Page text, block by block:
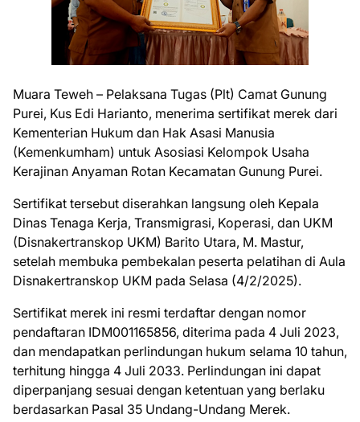
Muara Teweh – Pelaksana Tugas (Plt) Camat Gunung
Purei, Kus Edi Harianto, menerima sertifikat merek dari
Kementerian Hukum dan Hak Asasi Manusia
(Kemenkumham) untuk Asosiasi Kelompok Usaha
Kerajinan Anyaman Rotan Kecamatan Gunung Purei.
Sertifikat tersebut diserahkan langsung oleh Kepala
Dinas Tenaga Kerja, Transmigrasi, Koperasi, dan UKM
(Disnakertranskop UKM) Barito Utara, M. Mastur,
setelah membuka pembekalan peserta pelatihan di Aula
Disnakertranskop UKM pada Selasa (4/2/2025).
Sertifikat merek ini resmi terdaftar dengan nomor
pendaftaran IDM001165856, diterima pada 4 Juli 2023,
dan mendapatkan perlindungan hukum selama 10 tahun,
terhitung hingga 4 Juli 2033. Perlindungan ini dapat
diperpanjang sesuai dengan ketentuan yang berlaku
berdasarkan Pasal 35 Undang-Undang Merek.